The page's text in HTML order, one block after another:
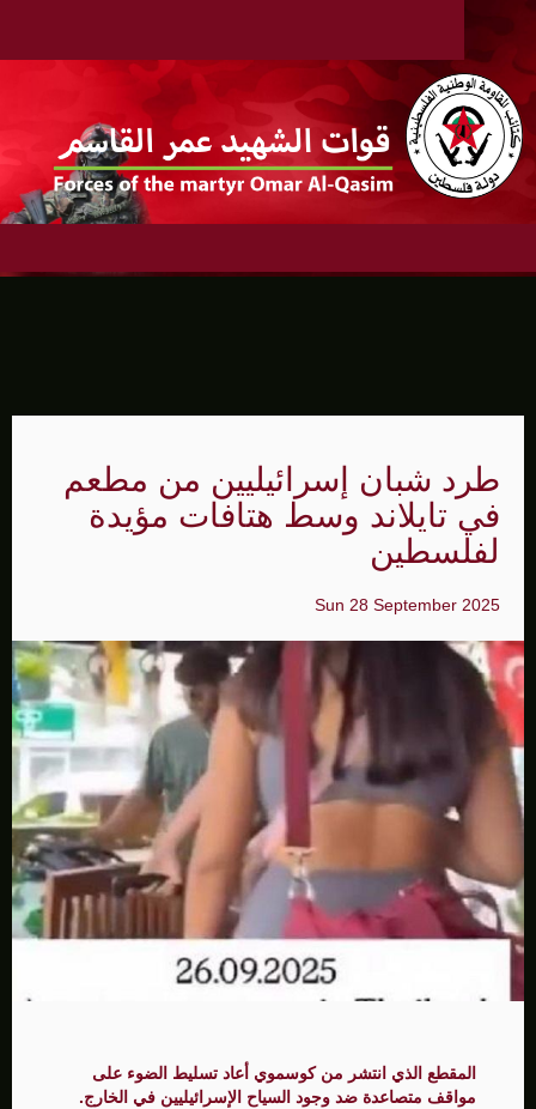
طرد شبان إسرائيليين من مطعم
في تايلاند وسط هتافات مؤيدة
لفلسطين
Sun 28 September 2025
المقطع الذي انتشر من كوسموي أعاد تسليط الضوء على
مواقف متصاعدة ضد وجود السياح الإسرائيليين في الخارج.